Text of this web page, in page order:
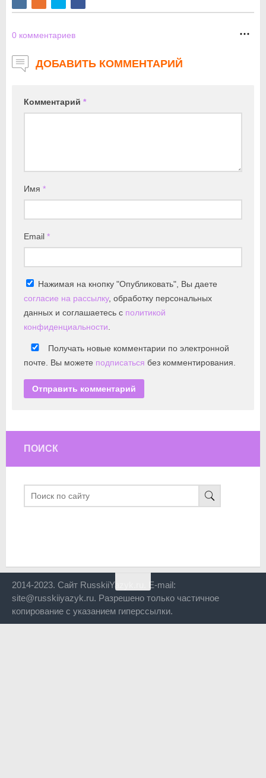
0 комментариев
ДОБАВИТЬ КОММЕНТАРИЙ
Комментарий *
Имя *
Email *
Нажимая на кнопку "Опубликовать", Вы даете
согласие на рассылку, обработку персональных
данных и соглашаетесь с политикой
конфиденциальности
Получать новые комментарии по электронной
почте. Вы можете подписаться без комментирования.
ПОИСК
2014-2023. Сайт RusskiiYazyk.ru. E-mail:
site@russkiiyazyk.ru. Разрешено только частичное
копирование с указанием гиперссылки.